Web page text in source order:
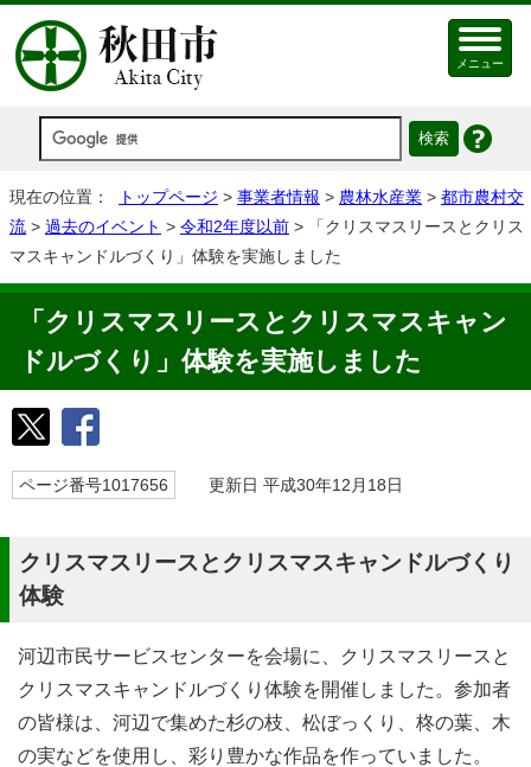
メニュー
現在の位置： トップページ > 事業者情報 > 農林水産業 > 都市農村交
流 > 過去のイベント > 令和2年度以前 > 「クリスマスリースとクリス
マスキャンドルづくり」体験を実施しました
「クリスマスリースとクリスマスキャン
ドルづくり」体験を実施しました
ページ番号1017656 更新日 平成30年12月18日
クリスマスリースとクリスマスキャンドルづくり
体験
河辺市民サービスセンターを会場に、クリスマスリースと
クリスマスキャンドルづくり体験を開催しました。参加者
の皆様は、河辺で集めた杉の枝、松ぼっくり、柊の葉、木
の実などを使用し、彩り豊かな作品を作っていました。